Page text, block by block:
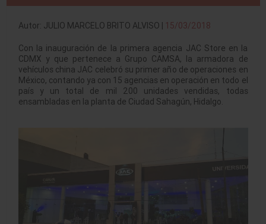
Autor: JULIO MARCELO BRITO ALVISO | 15/03/2018
Con la inauguración de la primera agencia JAC Store en la
CDMX y que pertenece a Grupo CAMSA, la armadora de
vehículos china JAC celebró su primer año de operaciones en
México, contando ya con 15 agencias en operación en todo el
país y un total de mil 200 unidades vendidas, todas
ensambladas en la planta de Ciudad Sahagún, Hidalgo.